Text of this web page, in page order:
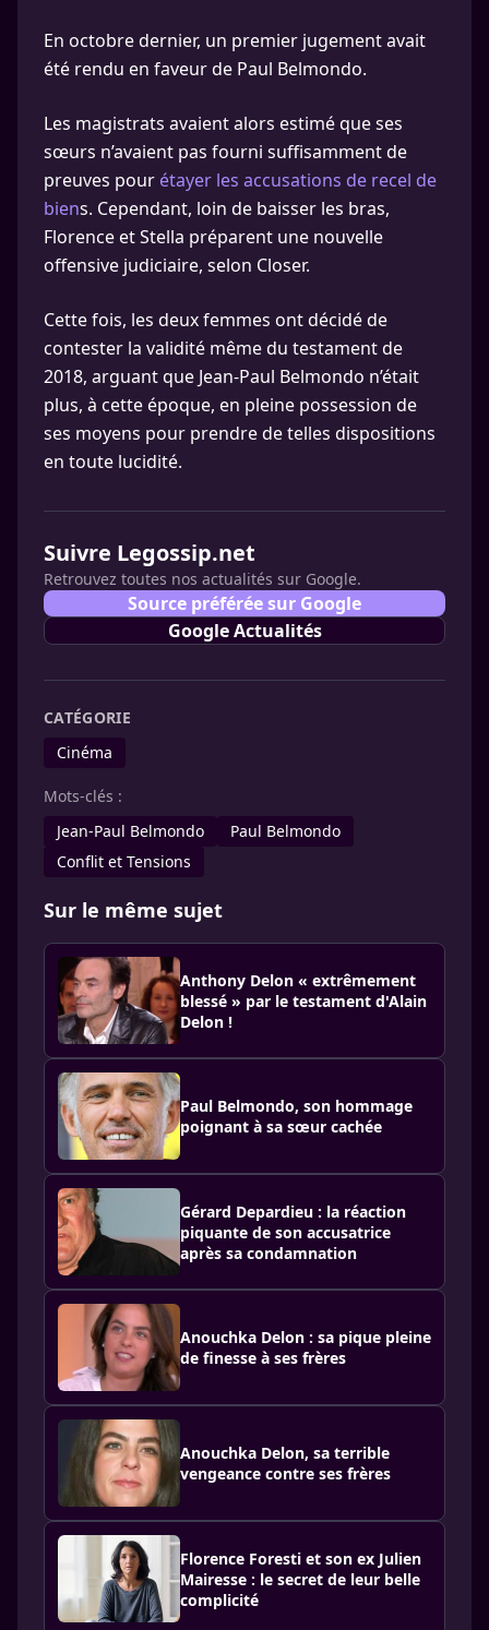
En octobre dernier, un premier jugement avait
été rendu en faveur de Paul Belmondo.
Les magistrats avaient alors estimé que ses
sœurs n’avaient pas fourni suffisamment de
preuves pour étayer les accusations de recel de
biens. Cependant, loin de baisser les bras,
Florence et Stella préparent une nouvelle
offensive judiciaire, selon Closer.
Cette fois, les deux femmes ont décidé de
contester la validité même du testament de
2018, arguant que Jean-Paul Belmondo n’était
plus, à cette époque, en pleine possession de
ses moyens pour prendre de telles dispositions
en toute lucidité.
Suivre Legossip.net
Retrouvez toutes nos actualités sur Google.
Source préférée sur Google
Google Actualités
CATÉGORIE
Cinéma
Mots-clés :
Jean-Paul Belmondo
Paul Belmondo
Conflit et Tensions
Sur le même sujet
Anthony Delon « extrêmement
blessé » par le testament d'Alain
Delon !
Paul Belmondo, son hommage
poignant à sa sœur cachée
Gérard Depardieu : la réaction
piquante de son accusatrice
après sa condamnation
Anouchka Delon : sa pique pleine
de finesse à ses frères
Anouchka Delon, sa terrible
vengeance contre ses frères
Florence Foresti et son ex Julien
Mairesse : le secret de leur belle
complicité